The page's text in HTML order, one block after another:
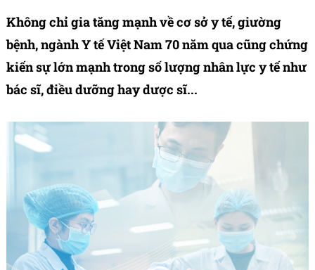
Không chỉ gia tăng mạnh về cơ sở y tế, giường
bệnh, ngành Y tế Việt Nam 70 năm qua cũng chứng
kiến sự lớn mạnh trong số lượng nhân lực y tế như
bác sĩ, điều dưỡng hay dược sĩ...